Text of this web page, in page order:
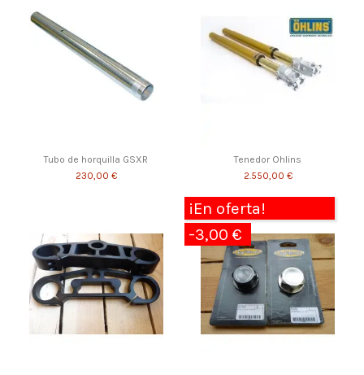
Tubo de horquilla GSXR
230,00 €
Tenedor Ohlins
2.550,00 €
¡En oferta!
-3,00 €